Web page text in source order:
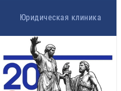
Юридическая клиника